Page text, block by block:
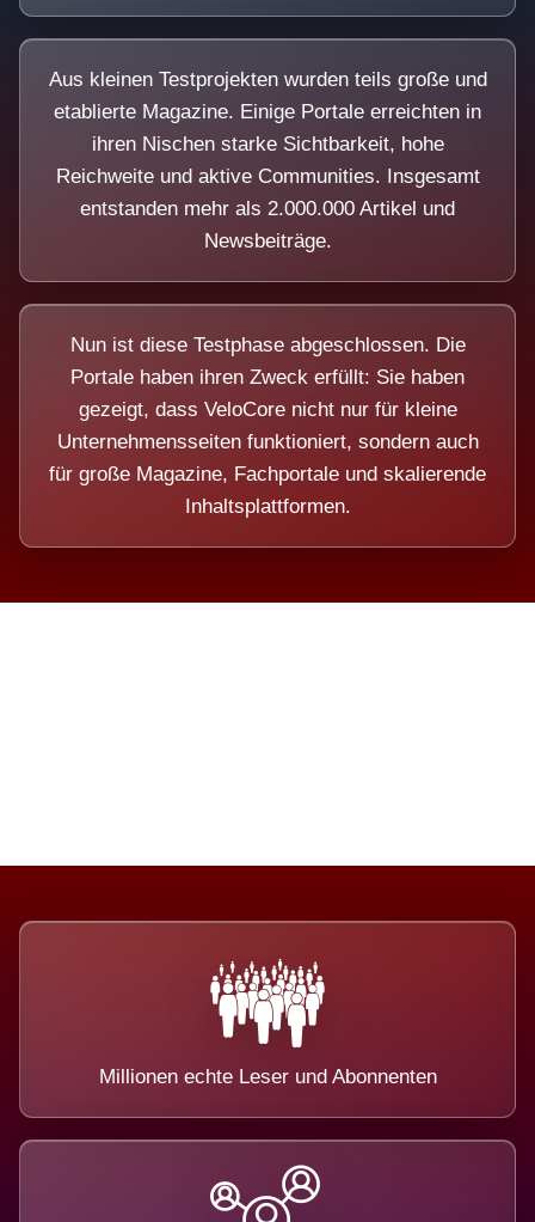
Aus kleinen Testprojekten wurden teils große und
etablierte Magazine. Einige Portale erreichten in
ihren Nischen starke Sichtbarkeit, hohe
Reichweite und aktive Communities. Insgesamt
entstanden mehr als 2.000.000 Artikel und
Newsbeiträge.
Nun ist diese Testphase abgeschlossen. Die
Portale haben ihren Zweck erfüllt: Sie haben
gezeigt, dass VeloCore nicht nur für kleine
Unternehmensseiten funktioniert, sondern auch
für große Magazine, Fachportale und skalierende
Inhaltsplattformen.
Millionen echte Leser und Abonnenten